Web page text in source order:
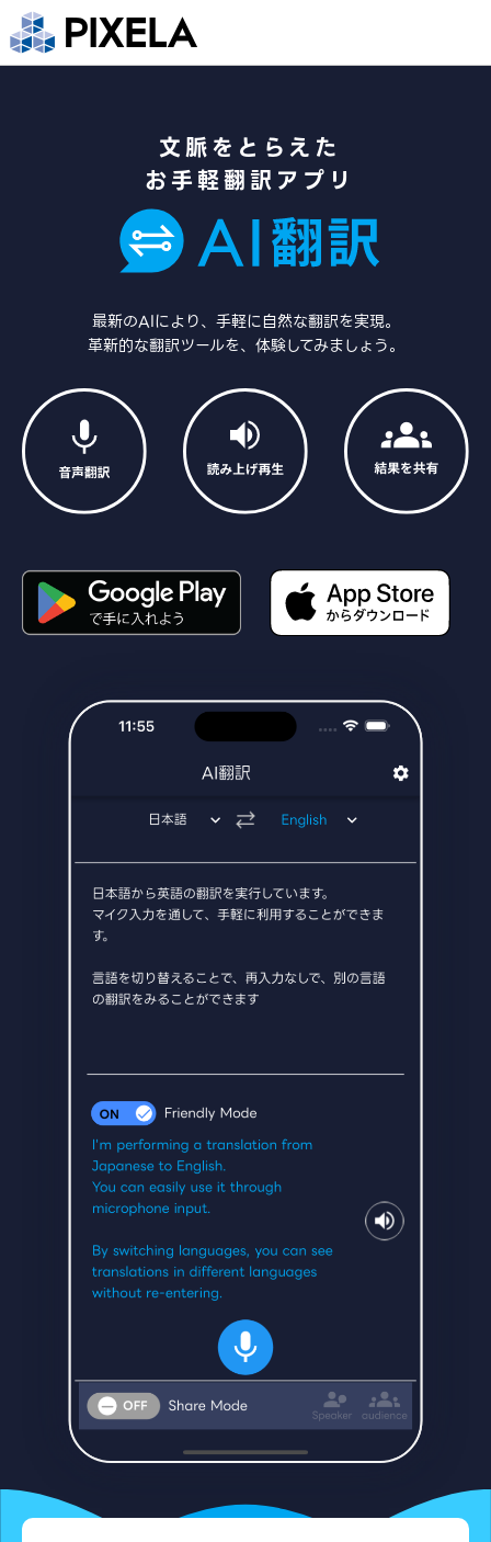
文脈をとらえた
お手軽翻訳アプリ
最新のAIにより、手軽に自然な翻訳を実現。
革新的な翻訳ツールを、体験してみましょう。